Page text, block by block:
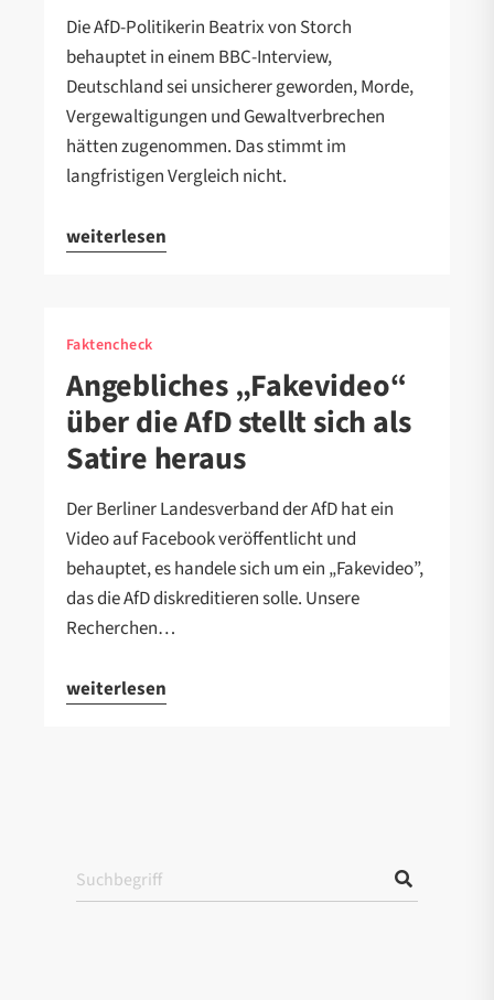
Die AfD-Politikerin Beatrix von Storch
behauptet in einem BBC-Interview,
Deutschland sei unsicherer geworden, Morde,
Vergewaltigungen und Gewaltverbrechen
hätten zugenommen. Das stimmt im
langfristigen Vergleich nicht.
weiterlesen
Faktencheck
Angebliches „Fakevideo“
über die AfD stellt sich als
Satire heraus
Der Berliner Landesverband der AfD hat ein
Video auf Facebook veröffentlicht und
behauptet, es handele sich um ein „Fakevideo”,
das die AfD diskreditieren solle. Unsere
Recherchen…
weiterlesen